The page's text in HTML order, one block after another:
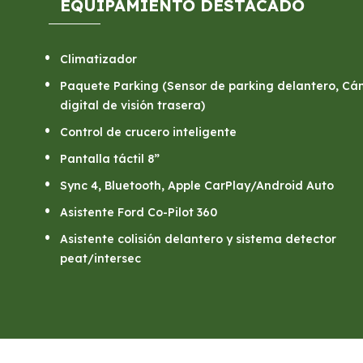
EQUIPAMIENTO DESTACADO
Climatizador
Paquete Parking (Sensor de parking delantero,
digital de visión trasera)
Control de crucero inteligente
Pantalla táctil 8”
Sync 4, Bluetooth, Apple CarPlay/Android Auto
Asistente Ford Co-Pilot 360
Asistente colisión delantero y sistema detector
peat/intersec